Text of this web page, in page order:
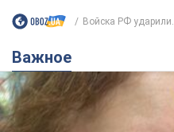
Войска РФ ударили...
Важное